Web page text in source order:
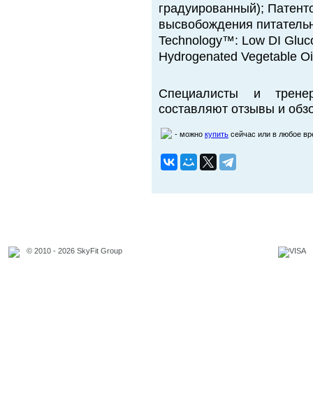
градуированный);
высвобождения
Technology™: Low DI
Hydrogenated Vegetable
Специалисты и
составляют отзывы и
- можно купить сейчас или в любое
© 2010 - 2026 SkyFit Group